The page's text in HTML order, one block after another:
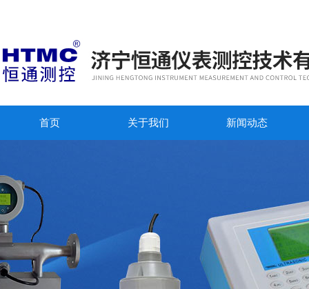
首页 关于我们 新闻动态